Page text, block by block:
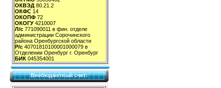
ОКВЭД 80.21.2
ОКФС 14
ОКОПФ 72
ОКОГУ 4210007
Л/с 771090011 в фин. отделе
администрации Сорочинского
района Оренбургской области
Р/с 40701810100001000079 в
Отделении Оренбург г. Оренбург
БИК 045354001
Внебюджетный счет: